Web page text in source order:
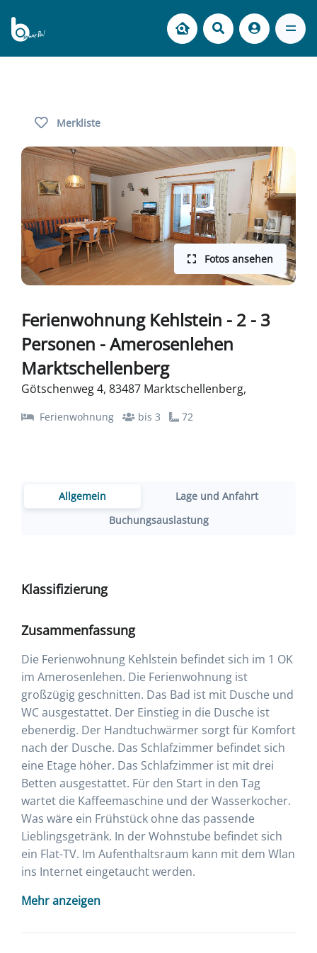
Merkliste
Fotos ansehen
Ferienwohnung Kehlstein - 2 - 3
Personen - Amerosenlehen
Marktschellenberg
Götschenweg 4, 83487 Marktschellenberg,
Ferienwohnung bis 3 72
Allgemein
Lage und Anfahrt
Buchungsauslastung
Klassifizierung
Zusammenfassung
Die Ferienwohnung Kehlstein befindet sich im 1 OK
im Amerosenlehen. Die Ferienwohnung ist
großzügig geschnitten. Das Bad ist mit Dusche und
WC ausgestattet. Der Einstieg in die Dusche ist
ebenerdig. Der Handtuchwärmer sorgt für Komfort
nach der Dusche. Das Schlafzimmer befindet sich
eine Etage höher. Das Schlafzimmer ist mit drei
Betten ausgestattet. Für den Start in den Tag
wartet die Kaffeemaschine und der Wasserkocher.
Was wäre ein Frühstück ohne das passende
Lieblingsgetränk. In der Wohnstube befindet sich
ein Flat-TV. Im Aufenthaltsraum kann mit dem Wlan
ins Internet eingetaucht werden.
Mehr anzeigen